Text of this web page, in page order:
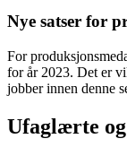
Nye satser for
For
for år 2023. Det er
jobber innen denne
Ufaglærte